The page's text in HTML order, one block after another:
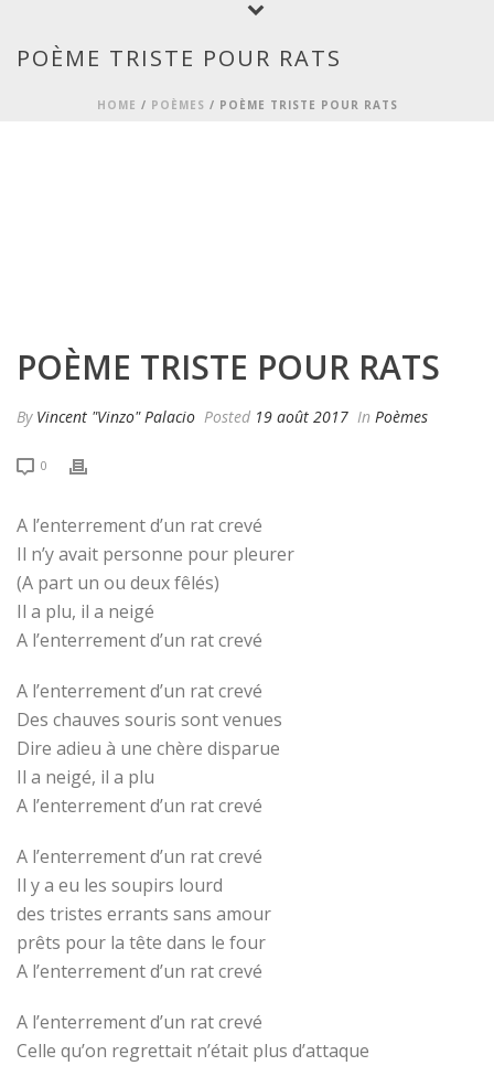
POÈME TRISTE POUR RATS
HOME / POÈMES / POÈME TRISTE POUR RATS
POÈME TRISTE POUR RATS
By Vincent "Vinzo" Palacio Posted 19 août 2017 In Poèmes
0
A l’enterrement d’un rat crevé
Il n’y avait personne pour pleurer
(A part un ou deux fêlés)
Il a plu, il a neigé
A l’enterrement d’un rat crevé
A l’enterrement d’un rat crevé
Des chauves souris sont venues
Dire adieu à une chère disparue
Il a neigé, il a plu
A l’enterrement d’un rat crevé
A l’enterrement d’un rat crevé
Il y a eu les soupirs lourd
des tristes errants sans amour
prêts pour la tête dans le four
A l’enterrement d’un rat crevé
A l’enterrement d’un rat crevé
Celle qu’on regrettait n’était plus d’attaque